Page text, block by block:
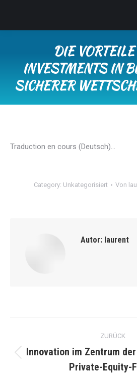
DIE
INVESTMENTS IN
SICHERER
Traduction en cours (Deutsch)…
Category: Unkategorisiert Von
Autor: laurent
ZURÜCK
Innovation im Zentrum
Private-Equity-